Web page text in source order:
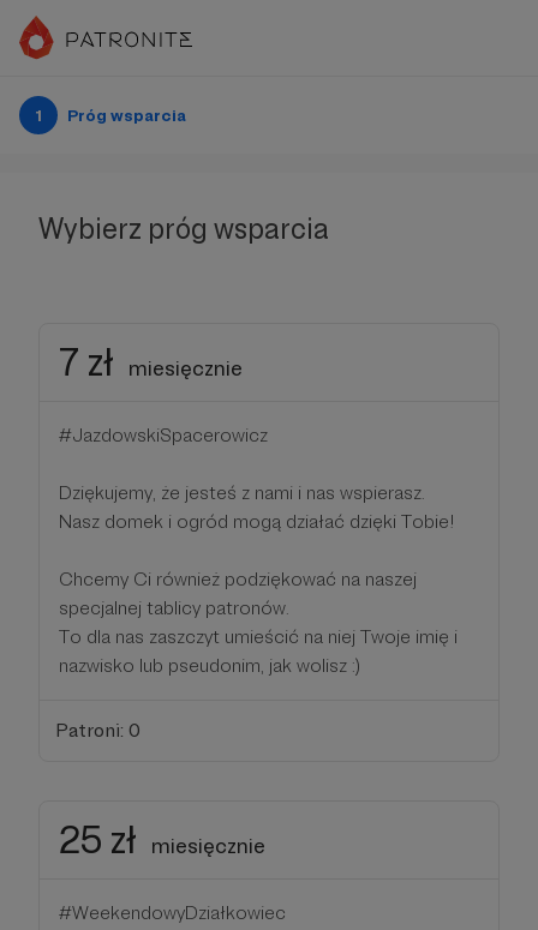
1 Próg wsparcia
Wybierz próg wsparcia
7 zł miesięcznie
#JazdowskiSpacerowicz
Dziękujemy, że jesteś z nami i nas wspierasz.
Nasz domek i ogród mogą działać dzięki Tobie!
Chcemy Ci również podziękować na naszej
specjalnej tablicy patronów.
To dla nas zaszczyt umieścić na niej Twoje imię i
nazwisko lub pseudonim, jak wolisz :)
Patroni: 0
25 zł miesięcznie
#WeekendowyDziałkowiec